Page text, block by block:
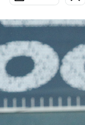
Economia
Sport
PODCAST
NEWSLETTER